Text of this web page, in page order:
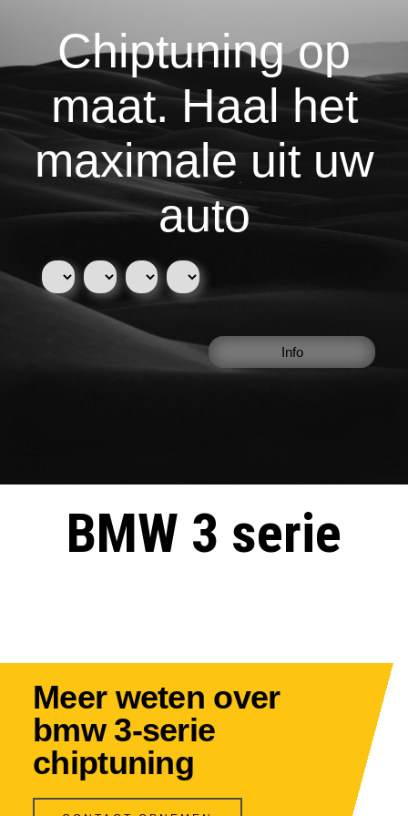
Chiptuning op
maat. Haal het
maximale uit uw
auto
Info
BMW 3 serie
Meer weten over
bmw 3-serie
chiptuning